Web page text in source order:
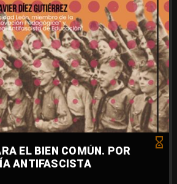
EL BIEN COMÚN. POR
ANTIFASCISTA